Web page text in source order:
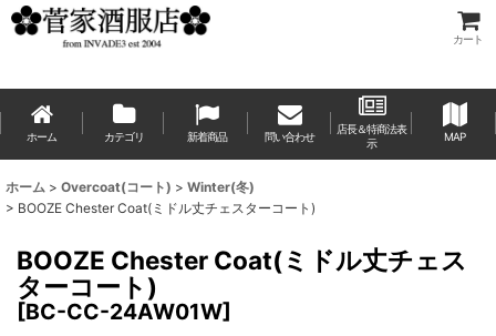
カート
ホーム カテゴリ 新着商品 問い合わせ
店長＆特商法表
示
MAP
ホーム > Overcoat(コート) > Winter(冬)
> BOOZE Chester Coat(ミドル丈チェスターコート)
BOOZE Chester Coat(ミドル丈チェス
ターコート)
[BC-CC-24AW01W]